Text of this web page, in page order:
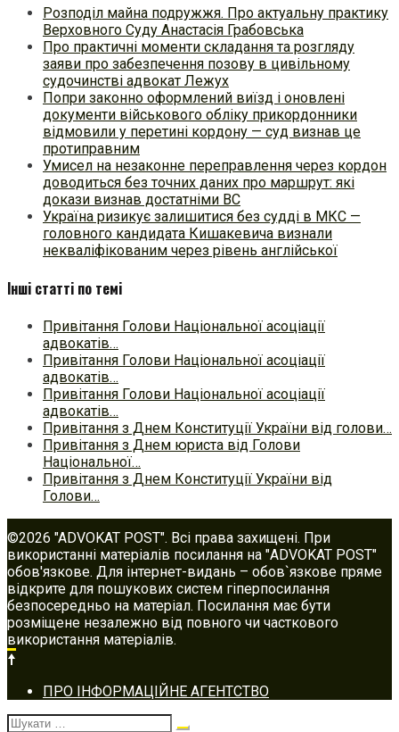
Розподіл майна подружжя. Про актуальну практику
Верховного Суду Анастасія Грабовська
Про практичні моменти складання та розгляду
заяви про забезпечення позову в цивільному
судочинстві адвокат Лежух
Попри законно оформлений виїзд і оновлені
документи військового обліку прикордонники
відмовили у перетині кордону — суд визнав це
протиправним
Умисел на незаконне переправлення через кордон
доводиться без точних даних про маршрут: які
докази визнав достатніми ВС
Україна ризикує залишитися без судді в МКС —
головного кандидата Кишакевича визнали
некваліфікованим через рівень англійської
Інші статті по темі
Привітання Голови Національної асоціації
адвокатів…
Привітання Голови Національної асоціації
адвокатів…
Привітання Голови Національної асоціації
адвокатів…
Привітання з Днем Конституції України від голови…
Привітання з Днем юриста від Голови
Національної…
Привітання з Днем Конституції України від
Голови…
©2026 "ADVOKAT POST". Всі права захищені. При
використанні матеріалів посилання на "ADVOKAT POST"
обов'язкове. Для інтернет-видань – обов`язкове пряме
відкрите для пошукових систем гіперпосилання
безпосередньо на матеріал. Посилання має бути
розміщене незалежно від повного чи часткового
використання матеріалів.
Footer
navigation
ПРО ІНФОРМАЦІЙНЕ АГЕНТСТВО
Шукати: